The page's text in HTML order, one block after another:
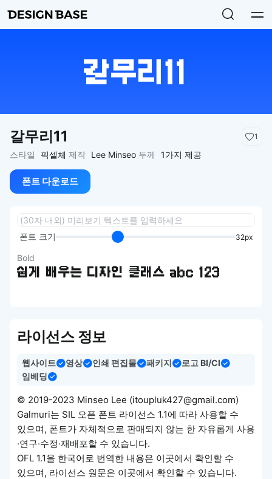
갈무리11 1
스타일 픽셀체 제작 Lee Minseo 두께 1가지 제공
폰트 다운로드
폰트 크기 32px
Bold
쉽게 배우는 디자인 클래스 abc 123
라이선스 정보
웹사이트 영상 인쇄 편집물 패키지
로고 BI/CI
임베딩
© 2019-2023 Minseo Lee (itoupluk427@gmail.com)
Galmuri는 SIL 오픈 폰트 라이선스 1.1에 따라 사용할 수
있으며, 폰트가 자체적으로 판매되지 않는 한 자유롭게 사용
·연구·수정·재배포할 수 있습니다.
OFL 1.1을 한국어로 번역한 내용은 이곳에서 확인할 수
있으며, 라이선스 원문은 이곳에서 확인할 수 있습니다.